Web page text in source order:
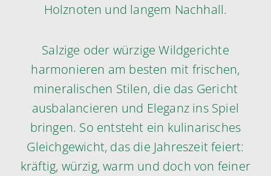
Holznoten und langem Nachhall.
Salzige oder würzige Wildgerichte
harmonieren am besten mit frischen,
mineralischen Stilen, die das Gericht
ausbalancieren und Eleganz ins Spiel
bringen. So entsteht ein kulinarisches
Gleichgewicht, das die Jahreszeit feiert:
kräftig, würzig, warm und doch von feiner